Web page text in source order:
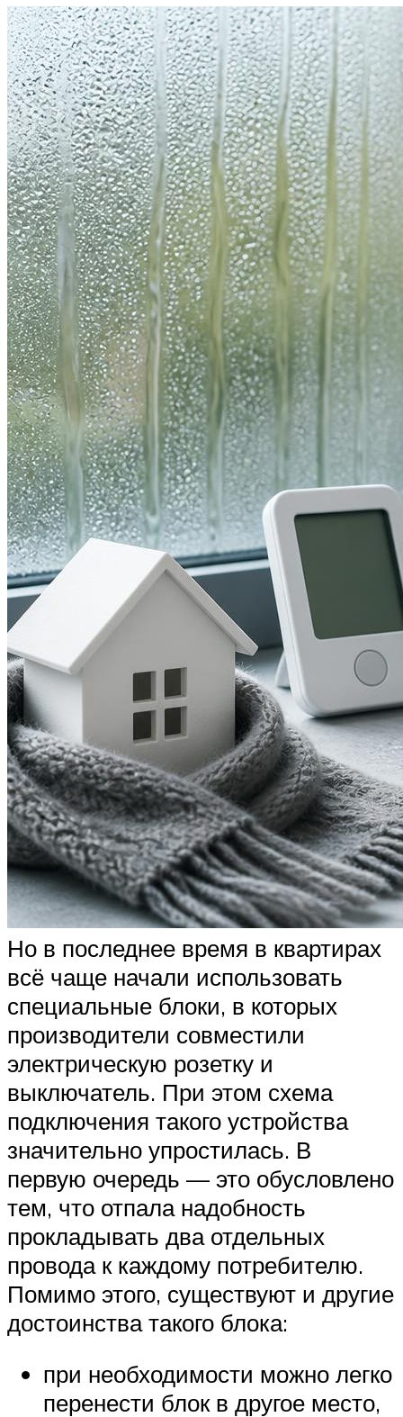
Но в последнее время в квартирах
всё чаще начали использовать
специальные блоки, в которых
производители совместили
электрическую розетку и
выключатель. При этом схема
подключения такого устройства
значительно упростилась. В
первую очередь — это обусловлено
тем, что отпала надобность
прокладывать два отдельных
провода к каждому потребителю.
Помимо этого, существуют и другие
достоинства такого блока:
при необходимости можно легко
перенести блок в другое место,